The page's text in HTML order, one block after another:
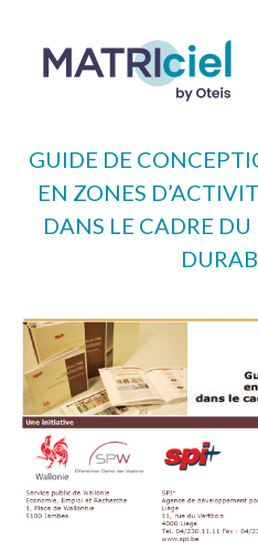
GUIDE DE
EN ZONES
DANS LE CADRE